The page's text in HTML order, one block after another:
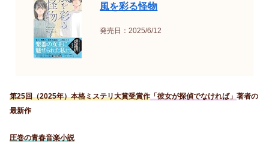
風を彩る怪物
発売日：2025/6/12
第25回（2025年）本格ミステリ大賞受賞作 「彼女が探偵でなければ」 著者の
最新作
圧巻の青春音楽小説